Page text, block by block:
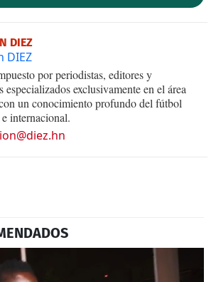
DIEZ
DIEZ
por periodistas, editores y
especializados exclusivamente en el área
un conocimiento profundo del fútbol
internacional.